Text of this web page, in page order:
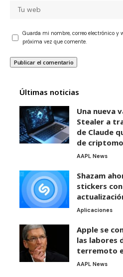
Guarda mi nombre, correo electrónico y
próxima vez que comente.
Últimas noticias
Una nueva
Stealer a
de Claude
de
AAPL News
Shazam
stickers
Aplicaciones
Apple se
las labores
terremoto
AAPL News